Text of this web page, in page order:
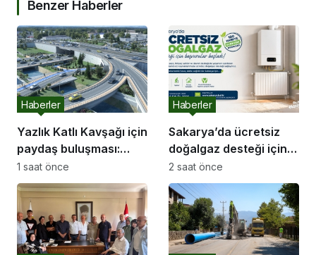
Benzer Haberler
Yazlık Katlı Kavşağı için
paydaş buluşması:
“İletişim kanallarımız
hep açık olacak”
Haberler
1 saat önce
Sakarya’da ücretsiz
doğalgaz desteği için
başvurular başladı
Haberler
2 saat önce